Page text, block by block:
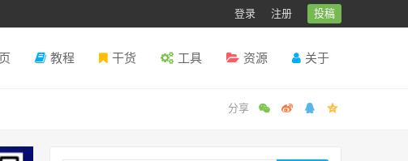
登录 注册 投稿
教程 干货 工具 资源 关于